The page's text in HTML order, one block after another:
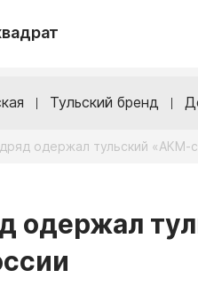
Тульский бренд
одержал тульский «АКМ-
одержал